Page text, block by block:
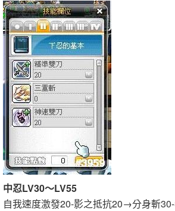
中忍LV30～LV55
自我速度激發20-影之抵抗20→分身斬